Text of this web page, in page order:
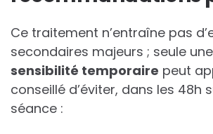
Ce traitement n’entraîne pas
secondaires majeurs ; seule
sensibilité temporaire peut
conseillé d’éviter, dans les 48h
séance :